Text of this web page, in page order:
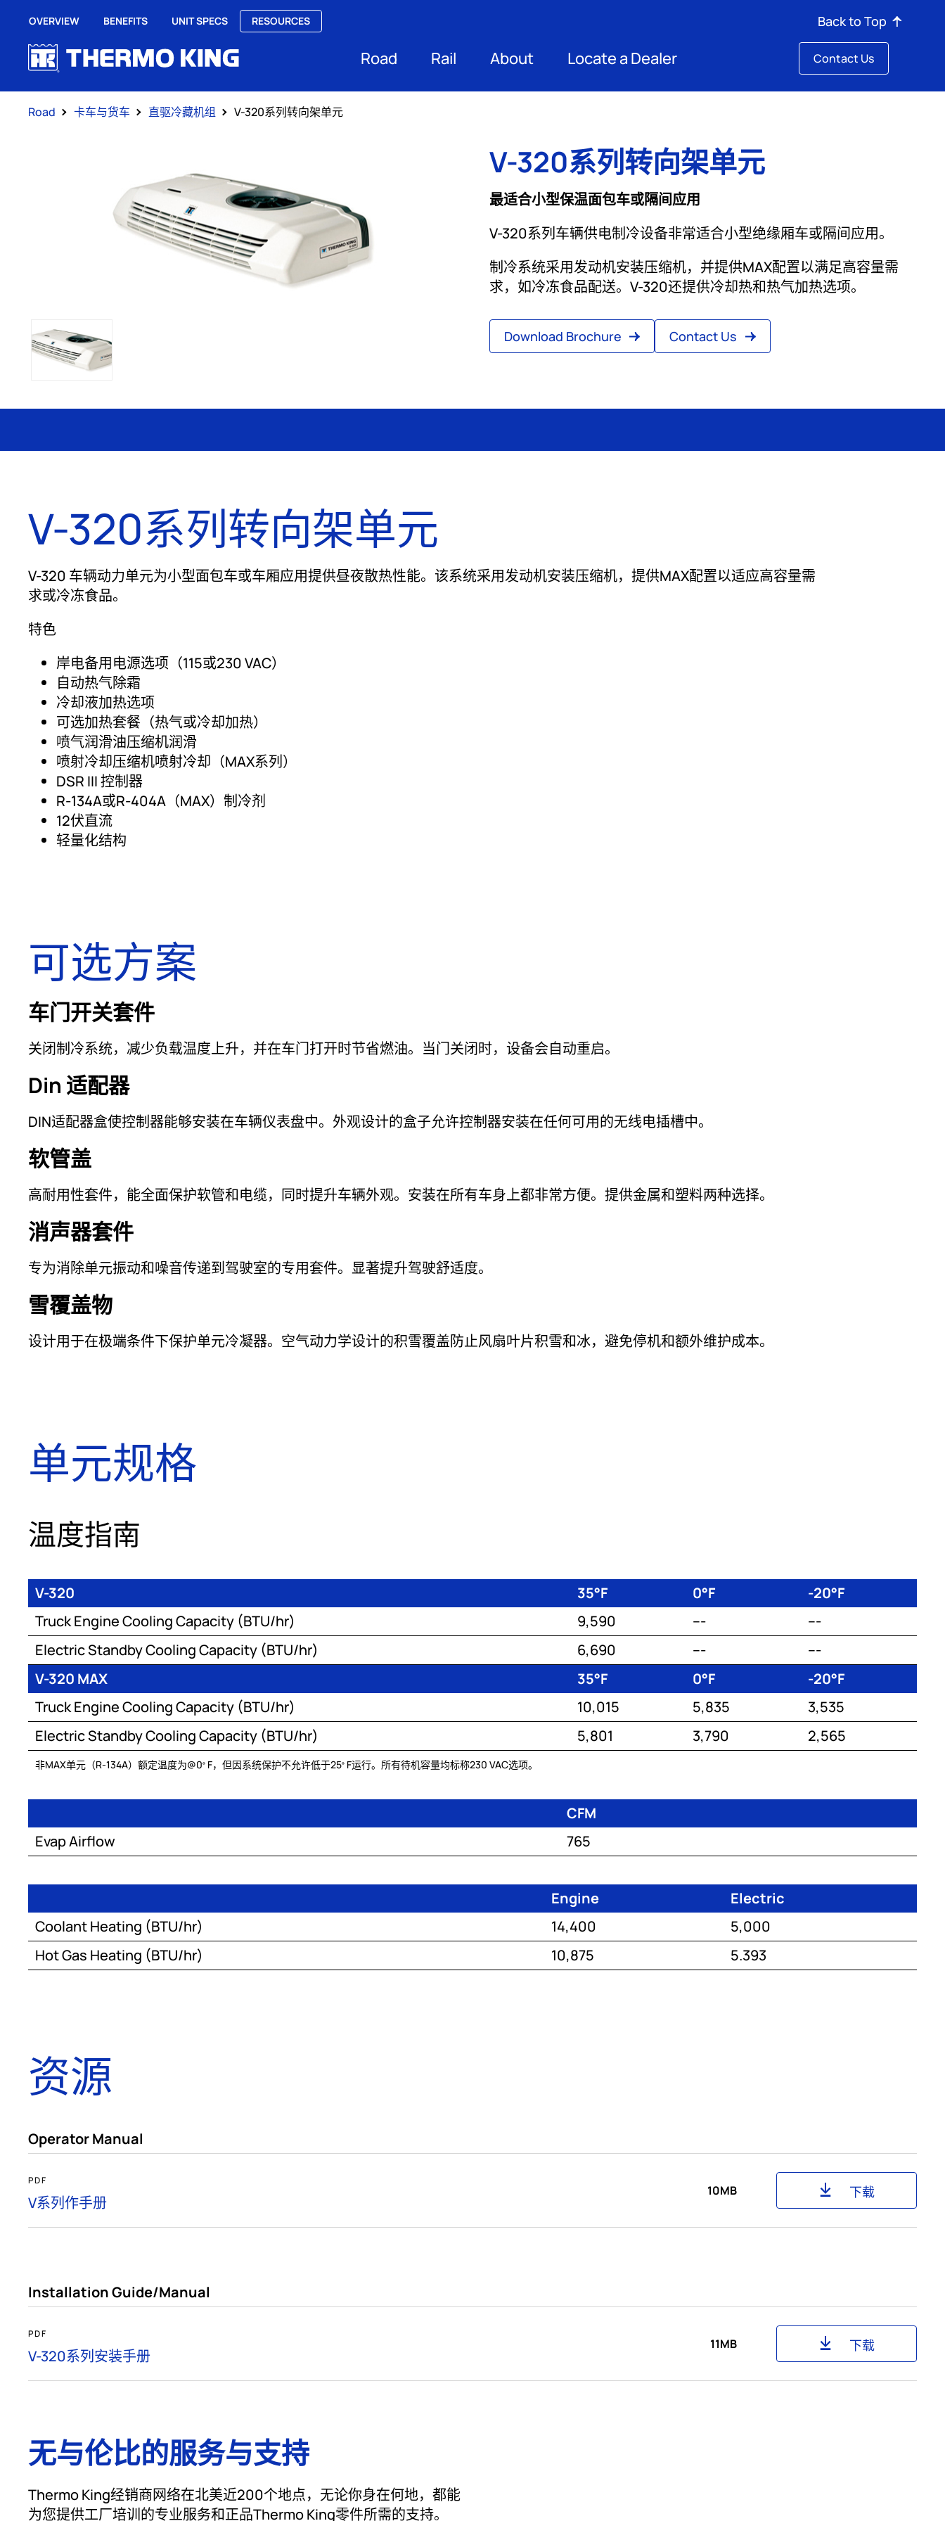
Careers Global Newsroom TracKing Login
Road Rail About Locate a Dealer Contact Us
Road 卡车与货车 直驱冷藏机组 V-320系列转向架单元
V-320系列转向架单元
最适合小型保温面包车或隔间应用
V-320系列车辆供电制冷设备非常适合小型绝缘厢车或隔间应用。
制冷系统采用发动机安装压缩机，并提供MAX配置以满足高容量需
求，如冷冻食品配送。V-320还提供冷却热和热气加热选项。
Download Brochure Contact Us
OVERVIEW BENEFITS UNIT SPECS RESOURCES Back to Top
V-320系列转向架单元
V-320 车辆动力单元为小型面包车或车厢应用提供昼夜散热性能。该系统采用发动机安装压缩机，提供MAX配置以适应高容量需
求或冷冻食品。
特色
岸电备用电源选项（115或230 VAC）
自动热气除霜
冷却液加热选项
可选加热套餐（热气或冷却加热）
喷气润滑油压缩机润滑
喷射冷却压缩机喷射冷却（MAX系列）
DSR III 控制器
R-134A或R-404A（MAX）制冷剂
12伏直流
轻量化结构
可选方案
车门开关套件
关闭制冷系统，减少负载温度上升，并在车门打开时节省燃油。当门关闭时，设备会自动重启。
Din 适配器
DIN适配器盒使控制器能够安装在车辆仪表盘中。外观设计的盒子允许控制器安装在任何可用的无线电插槽中。
软管盖
高耐用性套件，能全面保护软管和电缆，同时提升车辆外观。安装在所有车身上都非常方便。提供金属和塑料两种选择。
消声器套件
专为消除单元振动和噪音传递到驾驶室的专用套件。显著提升驾驶舒适度。
雪覆盖物
设计用于在极端条件下保护单元冷凝器。空气动力学设计的积雪覆盖防止风扇叶片积雪和冰，避免停机和额外维护成本。
单元规格
温度指南
V-320 35°F 0°F
-20°F
Truck Engine Cooling Capacity (BTU/hr)
9,590 ---
---
Electric Standby Cooling Capacity (BTU/hr)
6,690 ---
---
V-320 MAX
35°F 0°F
-20°F
Truck Engine Cooling Capacity (BTU/hr)
10,015 5,835
3,535
Electric Standby Cooling Capacity (BTU/hr)
5,801 3,790 2,565
非MAX单元（R-134A）额定温度为@0° F，但因系统保护不允许低于25° F运行。所有待机容量均标称230 VAC选项。
CFM
Evap Airflow
765
Engine
Electric
Coolant Heating (BTU/hr)
14,400
5,000
Hot Gas Heating (BTU/hr)
10,875 5.393
资源
Operator Manual
PDF
V系列作手册
10MB 下载
Installation Guide/Manual
PDF
V-320系列安装手册
11MB 下载
无与伦比的服务与支持
Thermo King经销商网络在北美近200个地点，无论你身在何地，都能
为您提供工厂培训的专业服务和正品Thermo King零件所需的支持。